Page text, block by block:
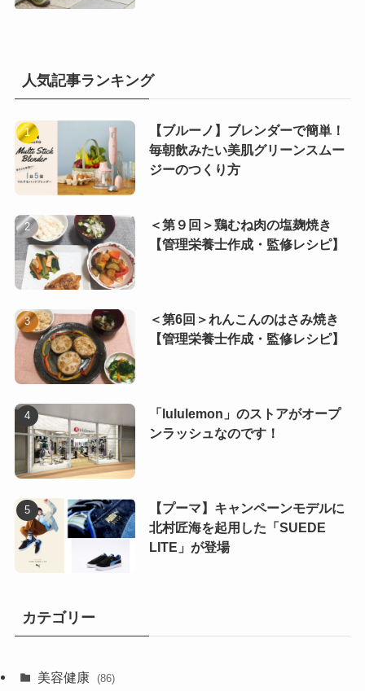
人気記事ランキング
【ブルーノ】ブレンダーで簡単！
毎朝飲みたい美肌グリーンスムー
ジーのつくり方
＜第９回＞鶏むね肉の塩麹焼き
【管理栄養士作成・監修レシピ】
＜第6回＞れんこんのはさみ焼き
【管理栄養士作成・監修レシピ】
「lululemon」のストアがオープ
ンラッシュなのです！
【プーマ】キャンペーンモデルに
北村匠海を起用した「SUEDE
LITE」が登場
カテゴリー
美容健康 (86)